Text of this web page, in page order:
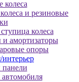
колеса
и резиновые
колеса
амортизаторы
опоры
панели